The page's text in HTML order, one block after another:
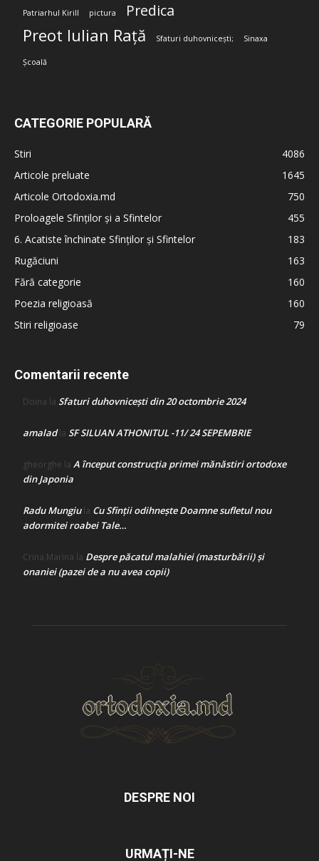
Patriarhul Kirill pictura Predica
Preot Iulian Rață Sfaturi duhovnicești; Sinaxa
Școală
CATEGORIE POPULARĂ
Stiri
4086
Articole preluate
1645
Articole Ortodoxia.md
750
Proloagele Sfinților și a Sfintelor
455
6. Acatiste închinate Sfinților și Sfintelor
183
Rugăciuni
163
Fără categorie
160
Poezia religioasă
160
Stiri religioase
79
Comentarii recente
Doina la Sfaturi duhovnicești din 20 octombrie 2024
amaladla SF SILUAN ATHONITUL -11/ 24 SEPEMBRIE
gheorghe la A început construcţia primei mănăstiri ortodoxe
din Japonia
Radu Mungiula Cu Sfinții odihnește Doamne sufletul nou
adormitei roabei Tale…
Crina Marina la Despre păcatul malahiei (masturbării) şi
onaniei (pazei de a nu avea copii)
DESPRE NOI
URMAȚI-NE